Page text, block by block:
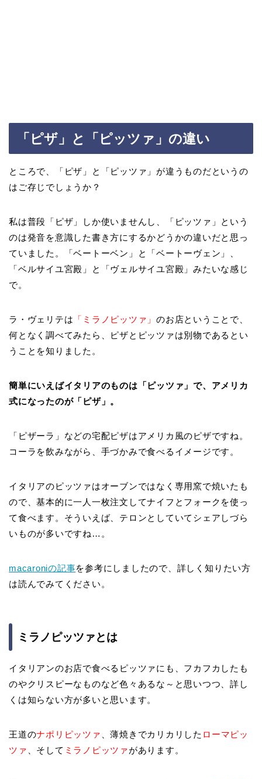
「ピザ」と「ピッツァ」の違い
ところで、「ピザ」と「ピッツァ」が違うものだというの
はご存じでしょうか？
私は普段「ピザ」しか使いませんし、「ピッツァ」という
のは発音を意識した書き方にするかどうかの違いだと思っ
ていました。「ベートーベン」と「ベートーヴェン」、
「ベルサイユ宮殿」と「ヴェルサイユ宮殿」みたいな感じ
で。
ラ・ヴェリテは 「ミラノピッツァ」のお店ということで、
何となく調べてみたら、ピザとピッツァは別物であるとい
うことを知りました。
簡単にいえばイタリアのものは「ピッツァ」で、アメリカ
式になったのが「ピザ」。
「ピザーラ」などの宅配ピザはアメリカ風のピザですね。
コーラを飲みながら、手づかみで食べるイメージです。
イタリアのピッツァはオーブンではなく専用窯で焼いたも
ので、基本的に一人一枚注文してナイフとフォークを使っ
て食べます。そういえば、テロンとしていてシェアしづら
いものが多いですね…。
macaroniの記事を参考にしましたので、詳しく知りたい方
は読んでみてください。
ミラノピッツァとは
イタリアンのお店で食べるピッツァにも、フカフカしたも
のやクリスピーなものなど色々あるな～と思いつつ、詳し
くは知らない方が多いと思います。
王道のナポリピッツァ 、薄焼きでカリカリした ローマピッ
ツァ 、そして ミラノピッツァがあります。